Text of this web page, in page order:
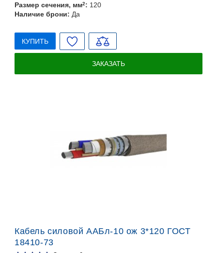
Размер сечения, мм2: 120
Наличие брони: Да
КУПИТЬ
ЗАКАЗАТЬ
Кабель силовой ААБл-10 ож 3*120 ГОСТ
18410-73